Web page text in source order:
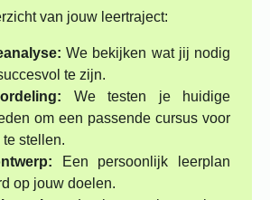
van jouw leertraject:
We bekijken wat jij nodig
te zijn.
We testen je huidige
om een passende cursus voor
stellen.
Een persoonlijk leerplan
op jouw doelen.